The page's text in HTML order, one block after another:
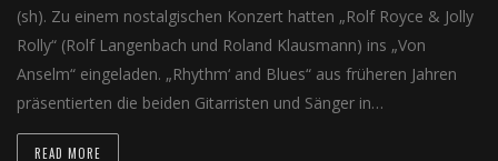
(sh). Zu einem nostalgischen Konzert hatten „Rolf Royce & Jolly
Rolly“ (Rolf Langenbach und Roland Klausmann) ins „Von
Anselm“ eingeladen. „Rhythm‘ and Blues“ aus früheren Jahren
präsentierten die beiden Gitarristen und Sänger in…
READ MORE